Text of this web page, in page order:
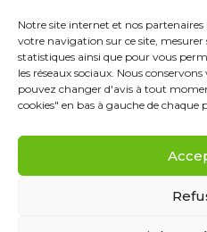
Notre site internet et nos
votre navigation sur ce site, mesurer
statistiques ainsi que pour vous
les réseaux sociaux. Nous
pouvez changer d'avis à tout
cookies" en bas à gauche de chaque